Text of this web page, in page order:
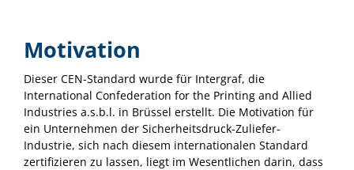
Motivation
Dieser CEN-Standard wurde für Intergraf, die
International Confederation for the Printing and Allied
Industries a.s.b.l. in Brüssel erstellt. Die Motivation für
ein Unternehmen der Sicherheitsdruck-Zuliefer-
Industrie, sich nach diesem internationalen Standard
zertifizieren zu lassen, liegt im Wesentlichen darin, dass